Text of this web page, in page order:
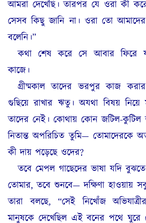
আমরা দেখেছি। তারপর যে ওরা কী
সেসব কিছু জানি না। ওরা তো
বলেনি।”
কথা শেষ করে সে আবার ফিরে
কাজে।
গ্রীষ্মকাল তাদের ভরপুর কাজ
গুছিয়ে রাখার ঋতু। অযথা বিষয় নিয়ে
তাদের নেই। কোথায় কোন জটিল-
নিতান্ত অপরিচিত তুমি— তোমাদেরকে
কী দায় পড়েছে ওদের?
তবে মেপল গাছেদের ভাষা যদি
তোমার, তবে শুনবে— দক্ষিণা হাওয়ায়
তারা বলছে, “সেই নিখোঁজ
মানুষকে দেখেছিল এই বনের পথে ঘুরে